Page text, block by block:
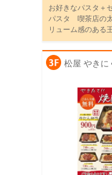
お好きなパスタ＋
パスタ 喫茶店の
リューム感のある
松屋 やきに